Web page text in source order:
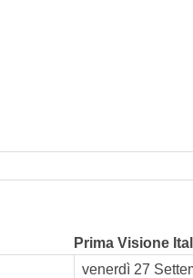
Prima Visione
venerdì 27